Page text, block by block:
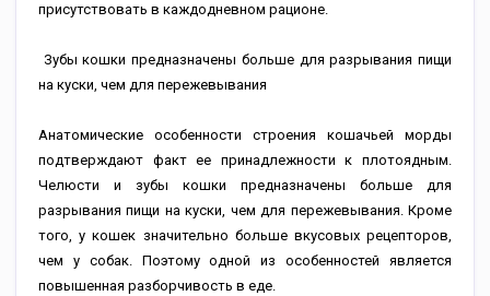
присутствовать в каждодневном рационе.
Зубы кошки предназначены больше для разрывания пищи
на куски, чем для пережевывания
Анатомические особенности строения кошачьей морды
подтверждают факт ее принадлежности к плотоядным.
Челюсти и зубы кошки предназначены больше для
разрывания пищи на куски, чем для пережевывания. Кроме
того, у кошек значительно больше вкусовых рецепторов,
чем у собак. Поэтому одной из особенностей является
повышенная разборчивость в еде.